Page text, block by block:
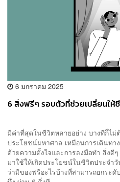
6 มกราคม 2025
6 สิ่งฟรีๆ รอบตัวที่ช่วยเปลี่ยนให้
มีค่าที่สุดในชีวิตหลายอย่าง บางทีก็ไม่
ประโยชน์มหาศาล เหมือนการเดินทา
ด้วยความตั้งใจและการลงมือทำ สิ่งดี
มาใช้ให้เกิดประโยชน์ในชีวิตประจ
ว่ามีของฟรีอะไรบ้างที่สามารถยกระ